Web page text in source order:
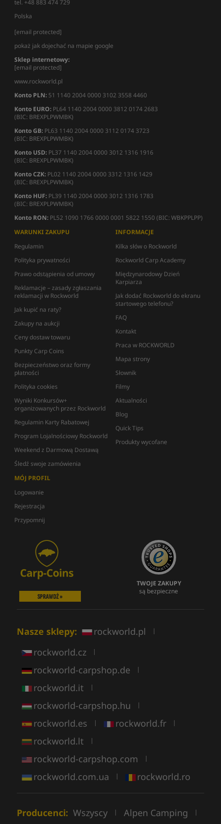
tel. +48 883 474 729
Polska
[email protected]
pokaż jak dojechać na mapie google
Sklep internetowy:
[email protected]
www.rockworld.pl
Konto PLN: 51 1140 2004 0000 3102 3558 4460
Konto EURO: PL64 1140 2004 0000 3812 0174 2683
(BIC: BREXPLPWMBK)
Konto GB: PL63 1140 2004 0000 3112 0174 3723
(BIC: BREXPLPWMBK)
Konto USD: PL37 1140 2004 0000 3012 1316 1916
(BIC: BREXPLPWMBK)
Konto CZK: PL02 1140 2004 0000 3312 1316 1429
(BIC: BREXPLPWMBK)
Konto HUF: PL39 1140 2004 0000 3012 1316 1783
(BIC: BREXPLPWMBK)
Konto RON: PL52 1090 1766 0000 0001 5822 1550 (BIC: WBKPPLPP)
WARUNKI ZAKUPU
Regulamin
Polityka prywatności
Prawo odstąpienia od umowy
Reklamacje – zasady zgłaszania
reklamacji w Rockworld
Jak kupić na raty?
Zakupy na aukcji
Ceny dostaw towaru
Punkty Carp Coins
Bezpieczeństwo oraz formy
płatności
Polityka cookies
Wyniki Konkursów+
organizowanych przez Rockworld
Regulamin Karty Rabatowej
Program Lojalnościowy Rockworld
Weekend z Darmową Dostawą
Śledź swoje zamówienia
INFORMACJE
Kilka słów o Rockworld
Rockworld Carp Academy
Międzynarodowy Dzień
Karpiarza
Jak dodać Rockworld do ekranu
startowego telefonu?
FAQ
Kontakt
Praca w ROCKWORLD
Mapa strony
Słownik
Filmy
Aktualności
Blog
Quick Tips
Produkty wycofane
MÓJ PROFIL
Logowanie
Rejestracja
Przypomnij
SPRAWDŹ »
TWOJE ZAKUPY
są bezpieczne
Nasze sklepy: rockworld.pl |
rockworld.cz |
rockworld-carpshop.de |
rockworld.it |
rockworld-carpshop.hu |
rockworld.es | rockworld.fr |
rockworld.lt |
rockworld-carpshop.com |
rockworld.com.ua | rockworld.ro
Producenci: Wszyscy | Alpen Camping |